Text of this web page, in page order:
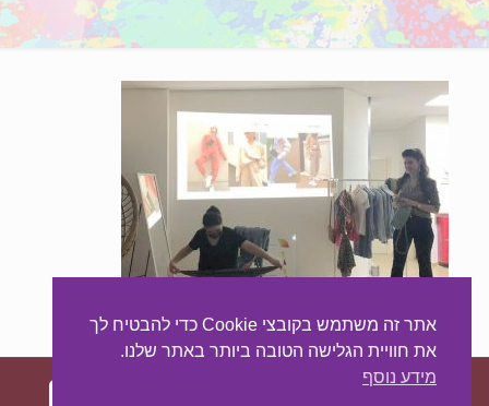
אתר זה משתמש בקובצי Cookie כדי להבטיח לך
את חוויית הגלישה הטובה ביותר באתר שלנו.
מידע נוסף